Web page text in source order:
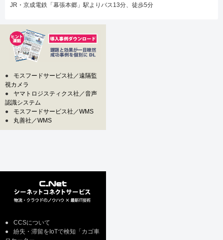
JR・京成電鉄「幕張本郷」駅よりバス13分、徒歩5分
●
モスフードサービス社／遠隔監
視カメラ
●
ヤマトロジスティクス社／音声
認識システム
●
モスフードサービス社／WMS
●
丸善社／WMS
●
CCSについて
●
紛失・滞留をIoTで検知「カゴ車